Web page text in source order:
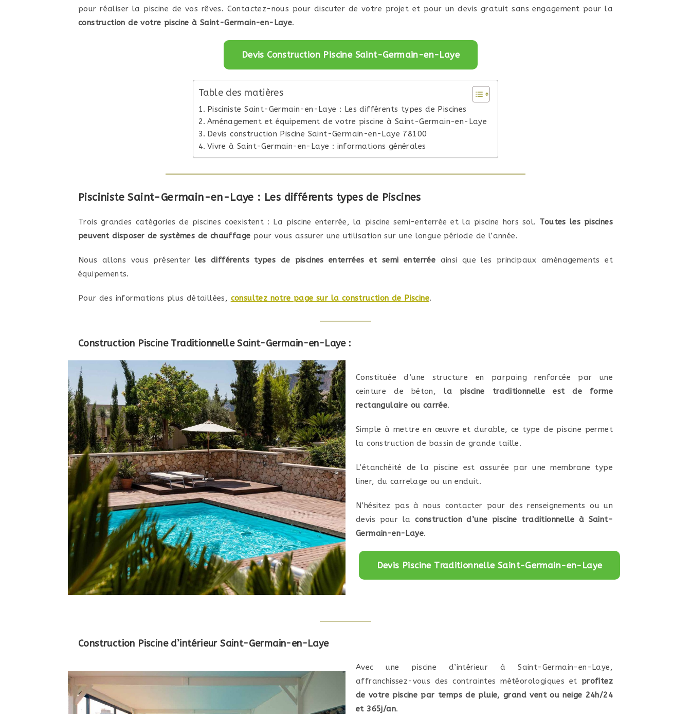
pour réaliser la piscine de vos rêves. Contactez-nous pour discuter de votre projet et pour un devis gratuit sans engagement pour la
construction de votre piscine à Saint-Germain-en-Laye.
Devis Construction Piscine Saint-Germain-en-Laye
Table des matières
Pisciniste Saint-Germain-en-Laye : Les différents types de Piscines
Aménagement et équipement de votre piscine à Saint-Germain-en-Laye
Devis construction Piscine Saint-Germain-en-Laye 78100
Vivre à Saint-Germain-en-Laye : informations générales
Pisciniste Saint-Germain-en-Laye : Les différents types de Piscines
Trois grandes catégories de piscines coexistent : La piscine enterrée, la piscine semi-enterrée et la piscine hors sol. Toutes les piscines
peuvent disposer de systèmes de chauffage pour vous assurer une utilisation sur une longue période de l’année.
Nous allons vous présenterles différents types de piscines enterrées et semi enterrée ainsi que les principaux aménagements et
équipements.
Pour des informations plus détaillées, consultez notre page sur la construction de Piscine.
Construction Piscine Traditionnelle Saint-Germain-en-Laye :
Constituée d’une structure en parpaing renforcée par une
ceinture de béton,la piscine traditionnelle est de forme
rectangulaire ou carrée.
Simple à mettre en œuvre et durable, ce type de piscine permet
la construction de bassin de grande taille.
L’étanchéité de la piscine est assurée par une membrane type
liner, du carrelage ou un enduit.
N’hésitez pas à nous contacter pour des renseignements ou un
devis pour laconstruction d’une piscine traditionnelle à Saint-
Germain-en-Laye.
Devis Piscine Traditionnelle Saint-Germain-en-Laye
Construction Piscine d’intérieur Saint-Germain-en-Laye
Avec une piscine d’intérieur à Saint-Germain-en-Laye,
affranchissez-vous des contraintes météorologiques et profitez
de votre piscine par temps de pluie, grand vent ou neige 24h/24
et 365j/an.